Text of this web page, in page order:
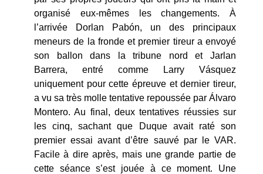
organisé eux-mêmes les changements. À
l’arrivée Dorlan Pabón, un des principaux
meneurs de la fronde et premier tireur a envoyé
son ballon dans la tribune nord et Jarlan
Barrera, entré comme Larry Vásquez
uniquement pour cette épreuve et dernier tireur,
a vu sa très molle tentative repoussée par Álvaro
Montero. Au final, deux tentatives réussies sur
les cinq, sachant que Duque avait raté son
premier essai avant d’être sauvé par le VAR.
Facile à dire après, mais une grande partie de
cette séance s’est jouée à ce moment. Une